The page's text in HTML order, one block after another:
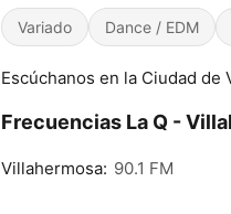
Variado Dance / EDM
Escúchanos en la Ciudad de
Frecuencias La Q -
Villahermosa: 90.1 FM